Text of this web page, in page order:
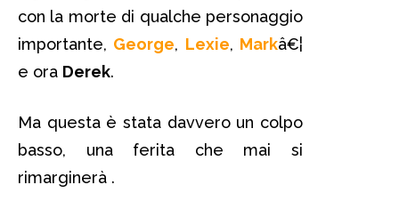
con la morte di qualche personaggio
importante, George, Lexie, Markâ€¦
e ora Derek.
Ma questa è stata davvero un colpo
basso, una ferita che mai si
rimarginerà .